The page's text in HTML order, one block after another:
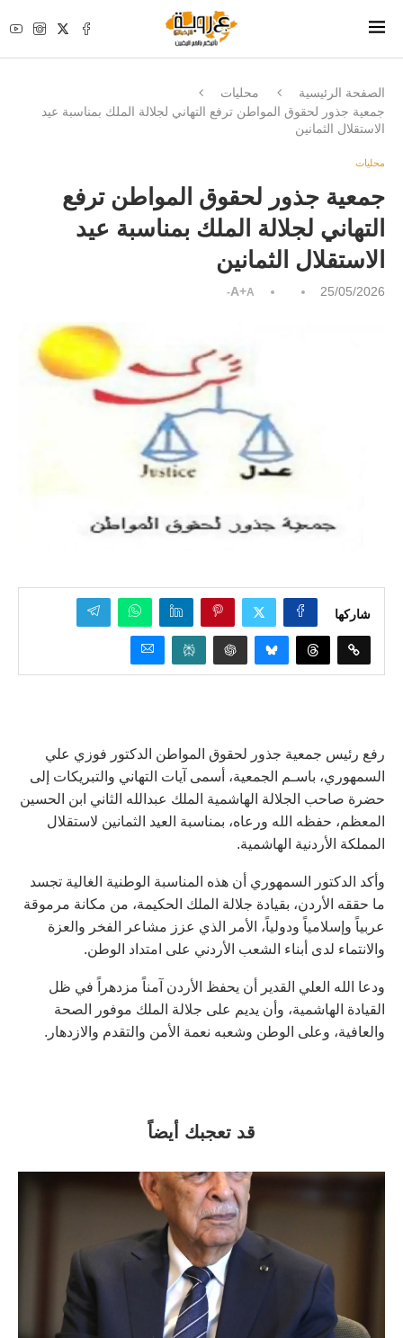
الصفحة الرئيسية
محليات
جمعية جذور لحقوق المواطن ترفع التهاني لجلالة الملك بمناسبة عيد
الاستقلال الثمانين
محليات
جمعية جذور لحقوق المواطن ترفع
التهاني لجلالة الملك بمناسبة عيد
الاستقلال الثمانين
25/05/2026
A+A-
شاركها
رفع رئيس جمعية جذور لحقوق المواطن الدكتور فوزي علي
السمهوري، باسـم الجمعية، أسمى آيات التهاني والتبريكات إلى
حضرة صاحب الجلالة الهاشمية الملك عبدالله الثاني ابن الحسين
المعظم، حفظه الله ورعاه، بمناسبة العيد الثمانين لاستقلال
المملكة الأردنية الهاشمية.
وأكد الدكتور السمهوري أن هذه المناسبة الوطنية الغالية تجسد
ما حققه الأردن، بقيادة جلالة الملك الحكيمة، من مكانة مرموقة
عربياً وإسلامياً ودولياً، الأمر الذي عزز مشاعر الفخر والعزة
والانتماء لدى أبناء الشعب الأردني على امتداد الوطن.
ودعا الله العلي القدير أن يحفظ الأردن آمناً مزدهراً في ظل
القيادة الهاشمية، وأن يديم على جلالة الملك موفور الصحة
والعافية، وعلى الوطن وشعبه نعمة الأمن والتقدم والازدهار.
قد تعجبك أيضاً